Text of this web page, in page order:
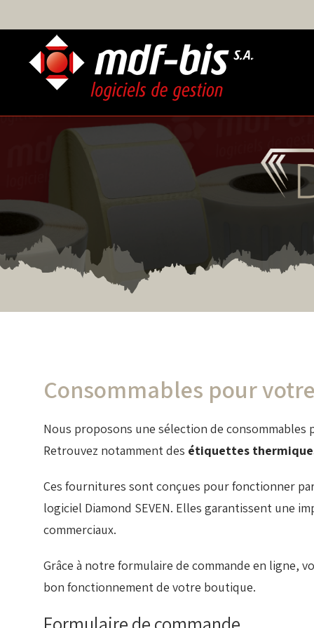
Consommables pour
Nous proposons une sélection de
Retrouvez notamment des étiquettes
Ces fournitures sont conçues pour fonctionner
logiciel Diamond SEVEN. Elles garantissent une
commerciaux.
Grâce à notre formulaire de commande en ligne,
bon fonctionnement de votre boutique.